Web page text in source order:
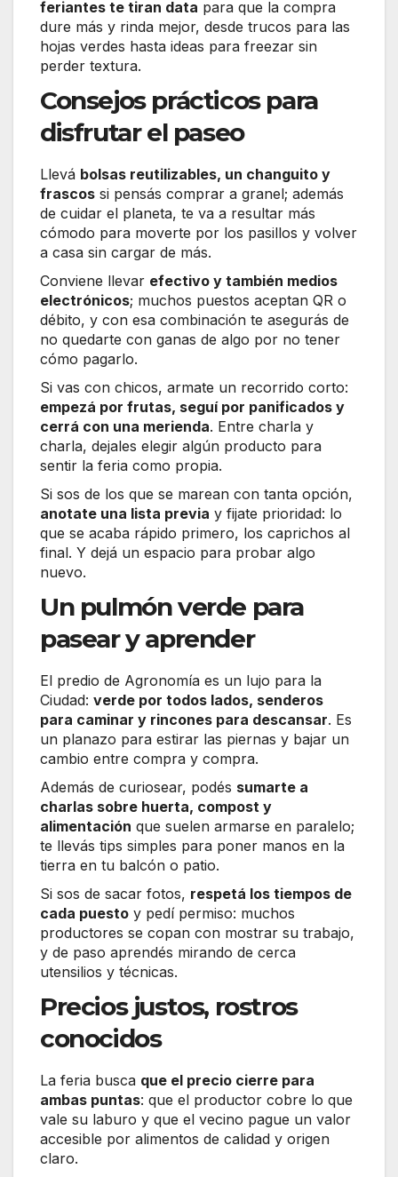
feriantes te tiran data para que la compra
dure más y rinda mejor, desde trucos para las
hojas verdes hasta ideas para freezar sin
perder textura.
Consejos prácticos para
disfrutar el paseo
Llevá bolsas reutilizables, un changuito y
frascos si pensás comprar a granel; además
de cuidar el planeta, te va a resultar más
cómodo para moverte por los pasillos y volver
a casa sin cargar de más.
Conviene llevar efectivo y también medios
electrónicos; muchos puestos aceptan QR o
débito, y con esa combinación te asegurás de
no quedarte con ganas de algo por no tener
cómo pagarlo.
Si vas con chicos, armate un recorrido corto:
empezá por frutas, seguí por panificados y
cerrá con una merienda. Entre charla y
charla, dejales elegir algún producto para
sentir la feria como propia.
Si sos de los que se marean con tanta opción,
anotate una lista previa y fijate prioridad: lo
que se acaba rápido primero, los caprichos al
final. Y dejá un espacio para probar algo
nuevo.
Un pulmón verde para
pasear y aprender
El predio de Agronomía es un lujo para la
Ciudad: verde por todos lados, senderos
para caminar y rincones para descansar. Es
un planazo para estirar las piernas y bajar un
cambio entre compra y compra.
Además de curiosear, podés sumarte a
charlas sobre huerta, compost y
alimentación que suelen armarse en paralelo;
te llevás tips simples para poner manos en la
tierra en tu balcón o patio.
Si sos de sacar fotos, respetá los tiempos de
cada puesto y pedí permiso: muchos
productores se copan con mostrar su trabajo,
y de paso aprendés mirando de cerca
utensilios y técnicas.
Precios justos, rostros
conocidos
La feria busca que el precio cierre para
ambas puntas: que el productor cobre lo que
vale su laburo y que el vecino pague un valor
accesible por alimentos de calidad y origen
claro.